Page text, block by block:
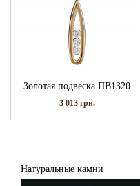
Золотая подвеска ПВ1320
3 013 грн.
Натуральные камни